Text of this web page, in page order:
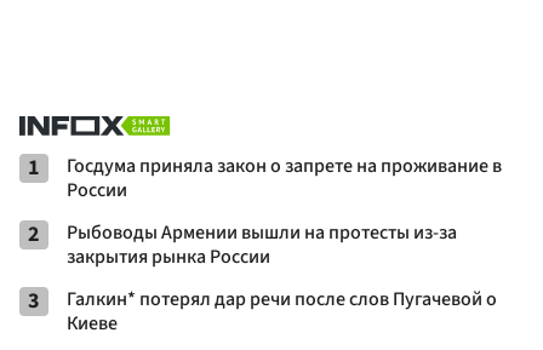
1
Госдума приняла закон о запрете на проживание в
России
2
Рыбоводы Армении вышли на протесты из-за
закрытия рынка России
3
Галкин* потерял дар речи после слов Пугачевой о
Киеве